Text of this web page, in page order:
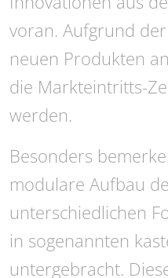
voran. Aufgrund
neuen Produkten
die Markteintritts-
werden.
Besonders
modulare Aufbau
unterschiedlichen
in sogenannten
untergebracht.